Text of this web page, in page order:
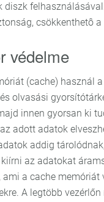
csökkenthetô
védelme
(cache) használ
olvasási
innen gyorsan ki
adott adatok
addig
az adatokat
a cache
A legtöbb